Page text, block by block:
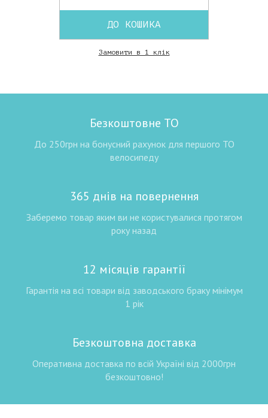
ДО КОШИКА
Замовити в 1 клік
Безкоштовне ТО
До 250грн на бонусний рахунок для першого ТО
велосипеду
365 днів на повернення
Заберемо товар яким ви не користувалися протягом
року назад
12 місяців гарантії
Гарантія на всі товари від заводського браку мінімум
1 рік
Безкоштовна доставка
Оперативна доставка по всій Україні від 2000грн
безкоштовно!